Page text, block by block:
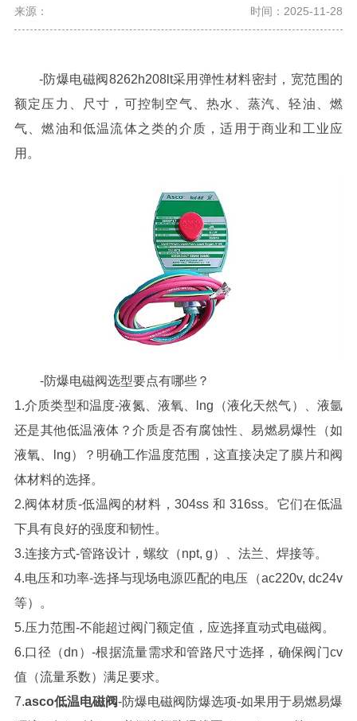
来源： 时间：2025-11-28
-防爆电磁阀8262h208lt采用弹性材料密封，宽范围的
额定压力、尺寸，可控制空气、热水、蒸汽、轻油、燃
气、燃油和低温流体之类的介质，适用于商业和工业应
用。
-防爆电磁阀选型要点有哪些？
1.介质类型和温度-液氮、液氧、lng（液化天然气）、液氩
还是其他低温液体？介质是否有腐蚀性、易燃易爆性（如
液氧、lng）？明确工作温度范围，这直接决定了膜片和阀
体材料的选择。
2.阀体材质-低温阀的材料，304ss 和 316ss。它们在低温
下具有良好的强度和韧性。
3.连接方式-管路设计，螺纹（npt, g）、法兰、焊接等。
4.电压和功率-选择与现场电源匹配的电压（ac220v, dc24v
等）。
5.压力范围-不能超过阀门额定值，应选择直动式电磁阀。
6.口径（dn）-根据流量需求和管路尺寸选择，确保阀门cv
值（流量系数）满足要求。
7.asco低温电磁阀-防爆电磁阀防爆选项-如果用于易燃易爆